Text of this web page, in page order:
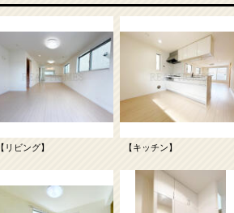
【リビング】 【キッチン】